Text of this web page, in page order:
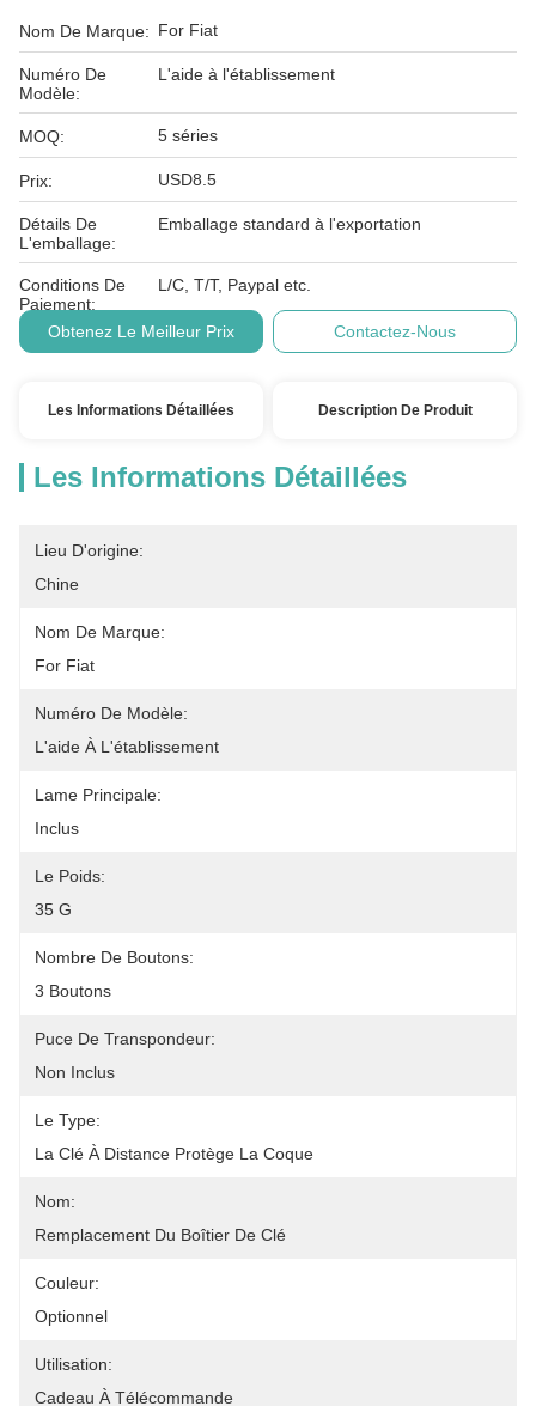
Nom De Marque: For Fiat
Numéro De
Modèle:
L'aide à l'établissement
MOQ: 5 séries
Prix: USD8.5
Détails De
L'emballage:
Emballage standard à l'exportation
Conditions De
Paiement:
L/C, T/T, Paypal etc.
Obtenez Le Meilleur Prix Contactez-Nous
Les Informations Détaillées Description De Produit
Les Informations Détaillées
Lieu D'origine:
Chine
Nom De Marque:
For Fiat
Numéro De Modèle:
L'aide À L'établissement
Lame Principale:
Inclus
Le Poids:
35 G
Nombre De Boutons:
3 Boutons
Puce De Transpondeur:
Non Inclus
Le Type:
La Clé À Distance Protège La Coque
Nom:
Remplacement Du Boîtier De Clé
Couleur:
Optionnel
Utilisation:
Cadeau À Télécommande